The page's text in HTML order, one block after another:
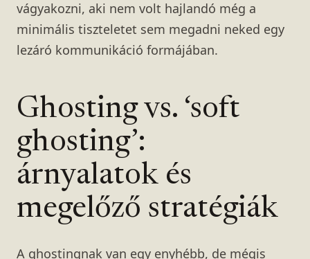
vágyakozni, aki nem volt hajlandó még a
minimális tiszteletet sem megadni neked egy
lezáró kommunikáció formájában.
Ghosting vs. ‘soft
ghosting’:
árnyalatok és
megelőző stratégiák
A ghostingnak van egy enyhébb, de mégis